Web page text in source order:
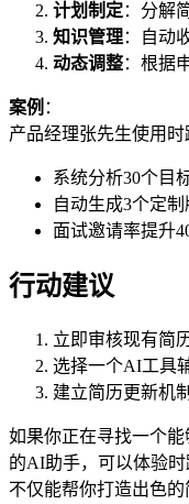
计划制定：分解
知识管理：自动
动态调整：根据
案例 ：
产品经理张先生使用时
系统分析30个目
自动生成3个定制
面试邀请率提升
行动建议
立即审核现有简
选择一个AI工具
建立简历更新机
如果你正在寻找一个
的AI助手，可以体验时
不仅能帮你打造出色